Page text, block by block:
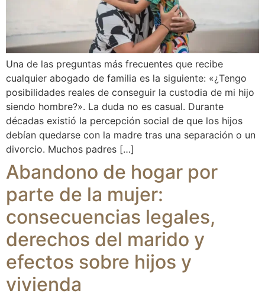
Una de las preguntas más frecuentes que recibe
cualquier abogado de familia es la siguiente: «¿Tengo
posibilidades reales de conseguir la custodia de mi hijo
siendo hombre?». La duda no es casual. Durante
décadas existió la percepción social de que los hijos
debían quedarse con la madre tras una separación o un
divorcio. Muchos padres […]
Abandono de hogar por
parte de la mujer:
consecuencias legales,
derechos del marido y
efectos sobre hijos y
vivienda